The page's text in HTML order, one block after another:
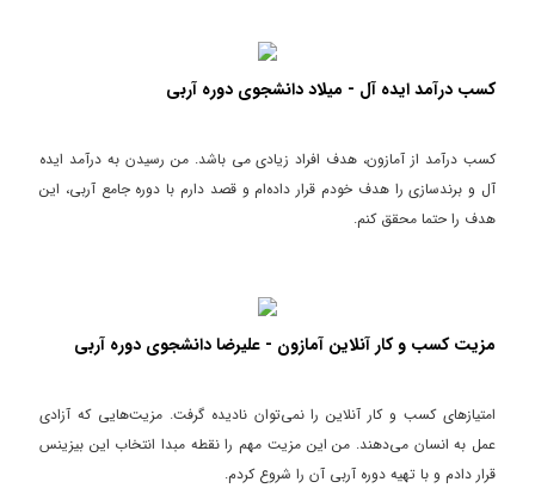
کسب درآمد ایده آل - میلاد دانشجوی دوره آربی
کسب درآمد از آمازون، هدف افراد زیادی می باشد. من رسیدن به درآمد ایده
آل و برندسازی را هدف خودم قرار داده‌ام و قصد دارم با دوره جامع آربی، این
هدف را حتما محقق کنم.
مزیت کسب و کار آنلاین آمازون - علیرضا دانشجوی دوره آربی
امتیازهای کسب و کار آنلاین را نمی‌توان نادیده گرفت. مزیت‌هایی که آزادی
عمل به انسان می‌دهند. من این مزیت مهم را نقطه مبدا انتخاب این بیزینس
قرار دادم و با تهیه دوره آربی آن را شروع کردم.